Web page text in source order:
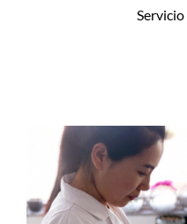
Servicio